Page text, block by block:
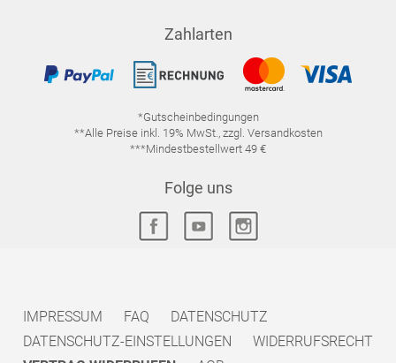
Zahlarten
*Gutscheinbedingungen
**Alle Preise inkl. 19% MwSt., zzgl. Versandkosten
***Mindestbestellwert 49 €
Folge uns
IMPRESSUM FAQ
DATENSCHUTZ
DATENSCHUTZ-EINSTELLUNGEN
WIDERRUFSRECHT